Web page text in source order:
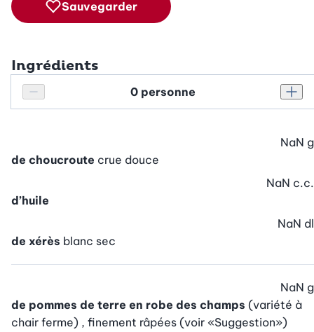
Sauvegarder
Ingrédients
Réduire le nombre de personnes
Personnes
de choucroute crue douce
NaN g
d’huile
NaN c.c.
de xérès blanc sec
NaN dl
de pommes de terre en robe des champs (variété à
chair ferme) , finement râpées (voir «Suggestion»)
NaN g